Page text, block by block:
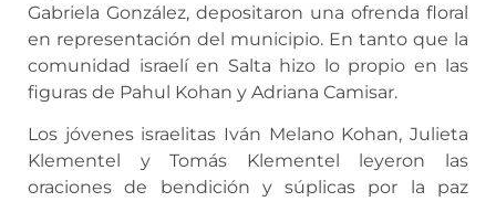
Gabriela González, depositaron una ofrenda floral
en representación del municipio. En tanto que la
comunidad israelí en Salta hizo lo propio en las
figuras de Pahul Kohan y Adriana Camisar.
Los jóvenes israelitas Iván Melano Kohan, Julieta
Klementel y Tomás Klementel leyeron las
oraciones de bendición y súplicas por la paz